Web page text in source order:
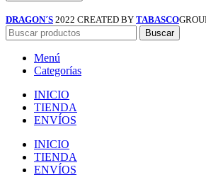
DRAGON´S 2022 CREATED BY TABASCO
Buscar
Menú
Categorías
INICIO
TIENDA
ENVÍOS
INICIO
TIENDA
ENVÍOS